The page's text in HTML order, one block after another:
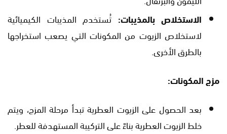
الاستخلاص بالمذيبات: تُستخدم المذيبات الكيميائية
لاستخلاص الزيوت من المكونات التي يصعب استخراجها
بالطرق الأخرى.
مزج المكونات:
بعد الحصول على الزيوت العطرية تبدأ مرحلة المزج، ويتم
خلط الزيوت العطرية بناءً على التركيبة المستهدفة للعطر.